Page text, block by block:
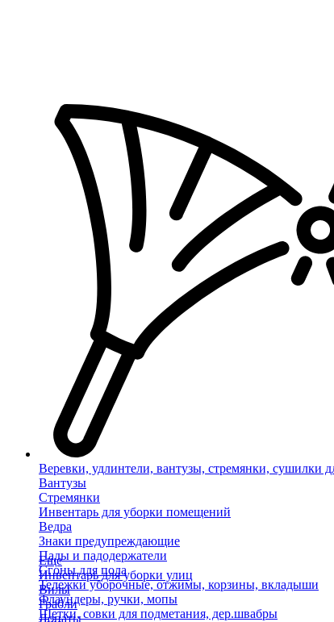
Веревки, удлинтели, вантузы, стремянки, сушилки
Вантузы
Стремянки
Инвентарь для уборки помещений
Ведра
Знаки предупреждающие
Пады и падодержатели
Сгоны для пола
Тележки уборочные, отжимы, корзины, вкладыши
Флаундеры, ручки, мопы
Щетки, совки для подметания, дер.швабры
Еще
Инвентарь для уборки улиц
Вилы
Грабли
Лопаты